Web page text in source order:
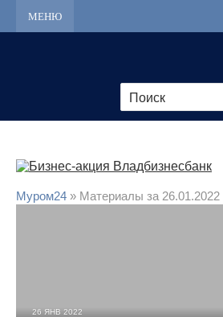
МЕНЮ
Муром24 » Материалы за 26.01.2022
26 ЯНВ 2022